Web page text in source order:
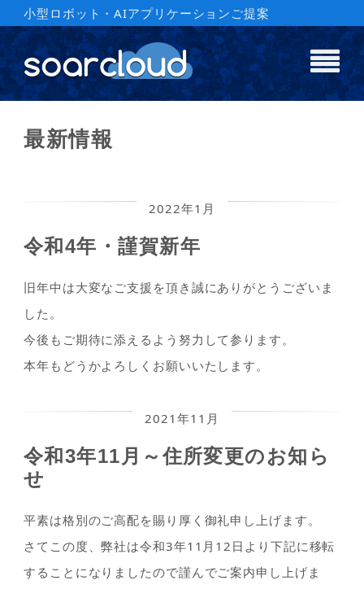
小型ロボット・AIアプリケーションご提案
最新情報
2022年1月
令和4年・謹賀新年
旧年中は大変なご支援を頂き誠にありがとうございま
した。
今後もご期待に添えるよう努力して参ります。
本年もどうかよろしくお願いいたします。
2021年11月
令和3年11月～住所変更のお知ら
せ
平素は格別のご高配を賜り厚く御礼申し上げます。
さてこの度、弊社は令和3年11月12日より下記に移転
することになりましたので謹んでご案内申し上げま